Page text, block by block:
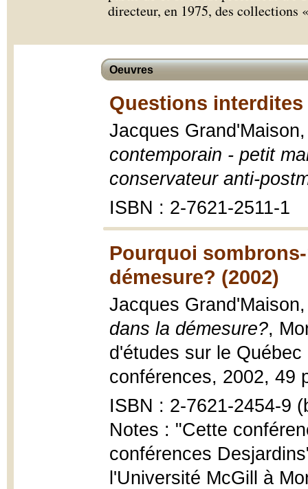
directeur, en 1975, des collections
Oeuvres
Questions interdites
Jacques
contemporain - petit
conservateur anti-
ISBN : 2-7621-2511-1
Pourquoi
démesure? (2002)
Jacques
dans la démesure?,
d'études sur le
conférences, 2002, 49
ISBN : 2-7621-2454-9
Notes : "Cette
conférences
l'Université McGill à